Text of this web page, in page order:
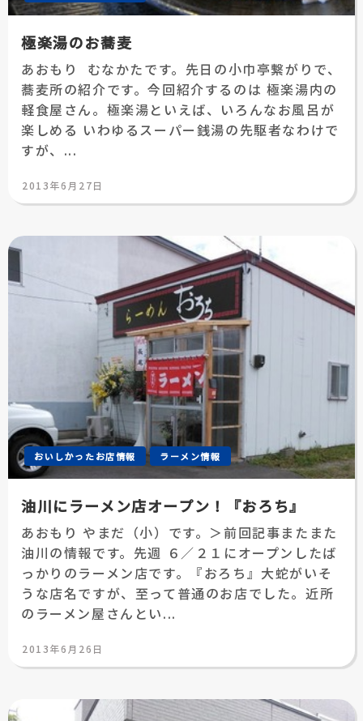
極楽湯のお蕎麦
あおもり むなかたです。先日の小巾亭繋がりで、
蕎麦所の紹介です。今回紹介するのは 極楽湯内の
軽食屋さん。極楽湯といえば、いろんなお風呂が
楽しめる いわゆるスーパー銭湯の先駆者なわけで
すが、...
投
日:
2013年6月27日
おいしかったお店情報 ラーメン情報
油川にラーメン店オープン！『おろち』
あおもり やまだ（小）です。＞前回記事またまた
油川の情報です。先週 ６／２１にオープンしたば
っかりのラーメン店です。『おろち』大蛇がいそ
うな店名ですが、至って普通のお店でした。近所
のラーメン屋さんとい...
投
日:
2013年6月26日